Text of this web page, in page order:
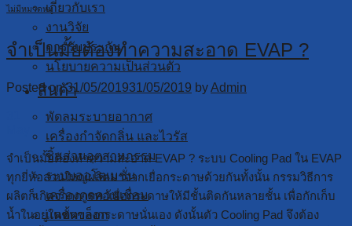
เกี่ยวกับเรา
งานวิจัย
การรับประกัน
นโยบายความเป็นส่วนตัว
สินค้า
พัดลมระบายอากาศ
เครื่องกำจัดกลิ่น และไวรัส
ชิ้นส่วนอุตสาหกรรม
ระบบออโตเมชั่น
เครื่องดูดควันเชื่อม
แคตตาล็อก
ไม่มีหมวดหมู่
จำเป็นมั้ยต้องทำความสะอาด EVAP ?
Posted on31/05/201931/05/2019 byAdmin
จำเป็นมั้ยต้องทำความสะอาด EVAP ? ระบบ Cooling Pad ใน EVAP
ทุกยี่ห้อส่วนใหญ่ผลิตมาจากเยื่อกระดาษด้วยกันทั้งนั้น กรรมวิธีการ
ผลิตก็เกิดจากการทอเยื่อกระดาษให้มีชั้นติดกันหลายชั้น เพื่อกักเก็บ
น้ำในอยู่ในชั้นของกระดาษนั่นเอง ดังนั้นตัว Cooling Pad จึงต้อง